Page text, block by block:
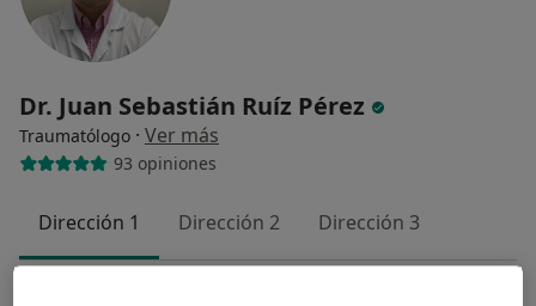
Dr. Juan Sebastián Ruíz Pérez
Traumatólogo · Ver más
93 opiniones
Dirección 1 Dirección 2 Dirección 3